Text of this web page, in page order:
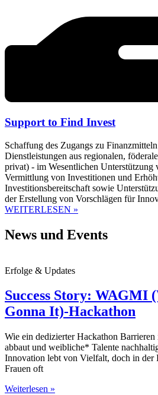
Support to Find Invest
Schaffung des Zugangs zu
Dienstleistungen aus regionalen,
privat) - im Wesentlichen
Vermittlung von Investitionen und
Investitionsbereitschaft sowie
der Erstellung von Vorschlägen für
WEITERLESEN »
News und Events
Erfolge & Updates
Success Story: WAGMI
Gonna It)-Hackathon
Wie ein dedizierter Hackathon
abbaut und weibliche* Talente
Innovation lebt von Vielfalt, doch in der
Frauen oft
Weiterlesen »